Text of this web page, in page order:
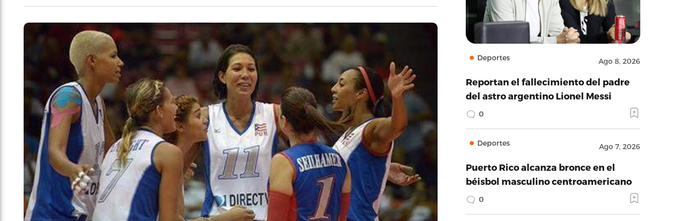
Deportes Ago 8, 2026
Reportan el fallecimiento del padre
del astro argentino Lionel Messi
0
Deportes Ago 7, 2026
Puerto Rico alcanza bronce en el
béisbol masculino centroamericano
0